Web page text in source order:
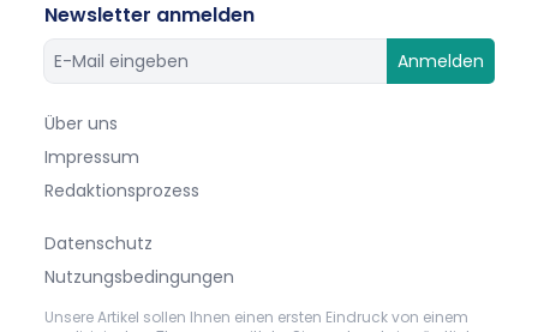
Newsletter anmelden
Anmelden
Über uns
Impressum
Redaktionsprozess
Datenschutz
Nutzungsbedingungen
Unsere Artikel sollen Ihnen einen ersten Eindruck von einem